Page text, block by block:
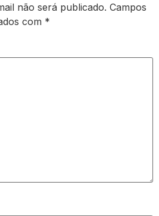
não será publicado. Campos
com *